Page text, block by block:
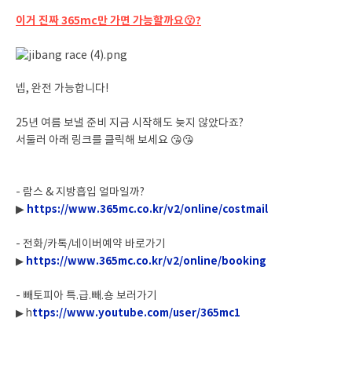
이거 진짜 365mc만 가면 가능할까요😗?
넵, 완전 가능합니다!
25년 여름 보낼 준비 지금 시작해도 늦지 않았다죠?
서둘러 아래 링크를 클릭해 보세요 😘😘
- 람스 & 지방흡입 얼마일까?
▶ https://www.365mc.co.kr/v2/online/costmail
- 전화/카톡/네이버예약 바로가기
▶ https://www.365mc.co.kr/v2/online/booking
- 빼토피아 특.급.빼.숑 보러가기
▶ https://www.youtube.com/user/365mc1